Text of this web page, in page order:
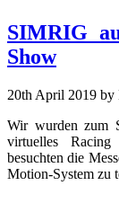
SIMRIG
Show
20th April 2019 by
Wir wurden zum
virtuelles
besuchten die
Motion-System zu